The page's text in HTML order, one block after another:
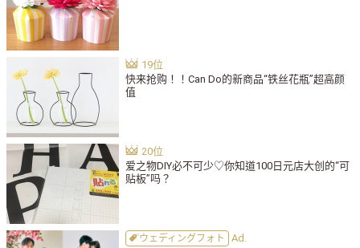
快来抢购！！Can Do的新商品“铁丝花瓶”超高颜
值
爱之物DIY必不可少♡你知道100日元店大创的“可
贴板”吗？
ウェディングフォト